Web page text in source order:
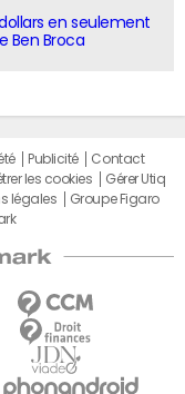
en seulement
Ben Broca
Publicité
Contact
les cookies
Gérer Utiq
légales
Groupe Figaro